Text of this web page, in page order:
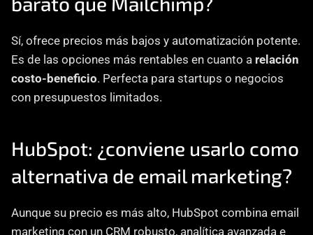
Sí, ofrece precios más bajos y automatización potente.
Es de las opciones más rentables en cuanto a relación
costo-beneficio. Perfecta para startups o negocios
con presupuestos limitados.
HubSpot: ¿conviene usarlo como
alternativa de email marketing?
Aunque su precio es más alto, HubSpot combina email
marketing con un CRM robusto, analítica avanzada e